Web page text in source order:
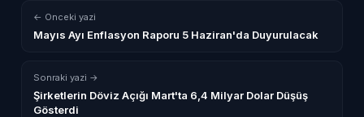
← Onceki yazi
Mayıs Ayı Enflasyon Raporu 5 Haziran'da Duyurulacak
Sonraki yazi →
Şirketlerin Döviz Açığı Mart'ta 6,4 Milyar Dolar Düşüş
Gösterdi